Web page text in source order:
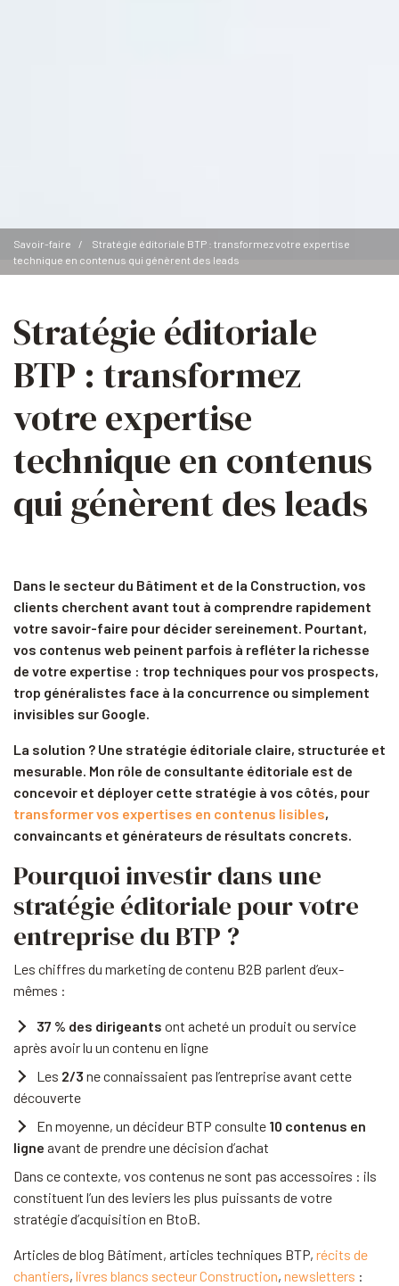
Savoir-faire
Stratégie éditoriale BTP : transformez votre expertise
technique en contenus qui génèrent des leads
Stratégie éditoriale
BTP : transformez
votre expertise
technique en contenus
qui génèrent des leads
Dans le secteur du Bâtiment et de la Construction, vos
clients cherchent avant tout à comprendre rapidement
votre savoir-faire pour décider sereinement. Pourtant,
vos contenus web peinent parfois à refléter la richesse
de votre expertise : trop techniques pour vos prospects,
trop généralistes face à la concurrence ou simplement
invisibles sur Google.
La solution ? Une stratégie éditoriale claire, structurée et
mesurable. Mon rôle de consultante éditoriale est de
concevoir et déployer cette stratégie à vos côtés, pour
transformer vos expertises en contenus lisibles,
convaincants et générateurs de résultats concrets.
Pourquoi investir dans une
stratégie éditoriale pour votre
entreprise du BTP ?
Les chiffres du marketing de contenu B2B parlent d’eux-
mêmes :
37 % des dirigeants ont acheté un produit ou service
après avoir lu un contenu en ligne
Les 2/3 ne connaissaient pas l’entreprise avant cette
découverte
En moyenne, un décideur BTP consulte 10 contenus en
ligne avant de prendre une décision d’achat
Dans ce contexte, vos contenus ne sont pas accessoires : ils
constituent l’un des leviers les plus puissants de votre
stratégie d’acquisition en BtoB.
Articles de blog Bâtiment, articles techniques BTP, récits de
chantiers, livres blancs secteur Construction, newsletters :